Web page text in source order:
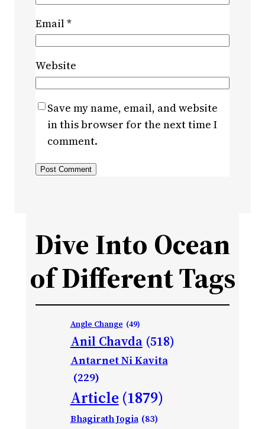
Email*
Website
Save my name, email, and website
in this browser for the next time I
comment.
Dive Into Ocean
of Different Tags
Angle Change (49)
Anil Chavda (518)
Antarnet Ni Kavita
(229)
Article (1879)
Bhagirath Jogia (83)